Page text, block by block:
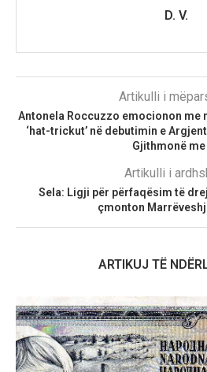
D. V.
Artikulli i
Antonela Roccuzzo emocionon me
‘hat-trickut’ në debutimin e
Gjithmonë me
Artikulli i
Sela: Ligji për përfaqësim të
çmonton
ARTIKUJ TË